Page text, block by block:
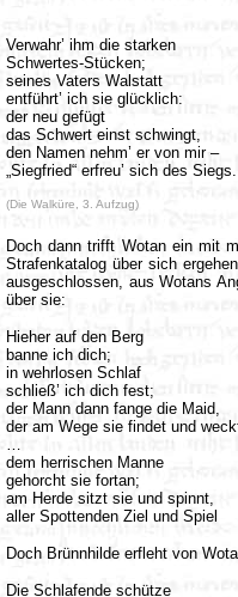
Verwahr’ ihm die starken
Schwertes-Stücken;
seines Vaters Walstatt
entführt’ ich sie glücklich:
der neu gefügt
das Schwert einst schwingt,
den Namen nehm’ er von mir –
„Siegfried“ erfreu’ sich des Siegs.
(Die Walküre, 3. Aufzug)
Doch dann trifft Wotan ein mit
Strafenkatalog über sich
ausgeschlossen, aus Wotans
über sie:
Hieher auf den Berg
banne ich dich;
in wehrlosen Schlaf
schließ’ ich dich fest;
der Mann dann fange die Maid,
der am Wege sie findet und
…
dem herrischen Manne
gehorcht sie fortan;
am Herde sitzt sie und spinnt,
aller Spottenden Ziel und Spiel
Doch Brünnhilde erfleht von
Die Schlafende schütze